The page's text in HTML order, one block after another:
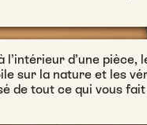
l’intérieur d’une pièce,
sur la nature et les
de tout ce qui vous